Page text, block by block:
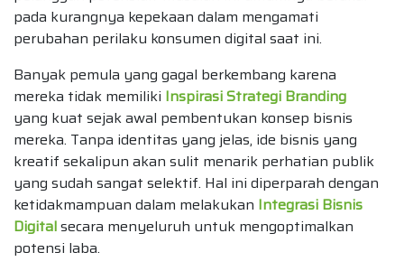
pada kurangnya kepekaan dalam mengamati
perubahan perilaku konsumen digital saat ini.
Banyak pemula yang gagal berkembang karena
mereka tidak memiliki Inspirasi Strategi Branding
yang kuat sejak awal pembentukan konsep bisnis
mereka. Tanpa identitas yang jelas, ide bisnis yang
kreatif sekalipun akan sulit menarik perhatian publik
yang sudah sangat selektif. Hal ini diperparah dengan
ketidakmampuan dalam melakukan Integrasi Bisnis
Digitalsecara menyeluruh untuk mengoptimalkan
potensi laba.